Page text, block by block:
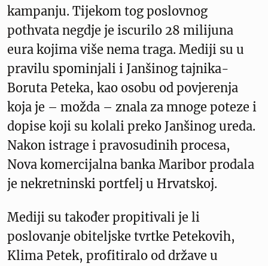
kampanju. Tijekom tog poslovnog
pothvata negdje je iscurilo 28 milijuna
eura kojima više nema traga. Mediji su u
pravilu spominjali i Janšinog tajnika-
Boruta Peteka, kao osobu od povjerenja
koja je – možda – znala za mnoge poteze i
dopise koji su kolali preko Janšinog ureda.
Nakon istrage i pravosudinih procesa,
Nova komercijalna banka Maribor prodala
je nekretninski portfelj u Hrvatskoj.
Mediji su također propitivali je li
poslovanje obiteljske tvrtke Petekovih,
Klima Petek, profitiralo od države u